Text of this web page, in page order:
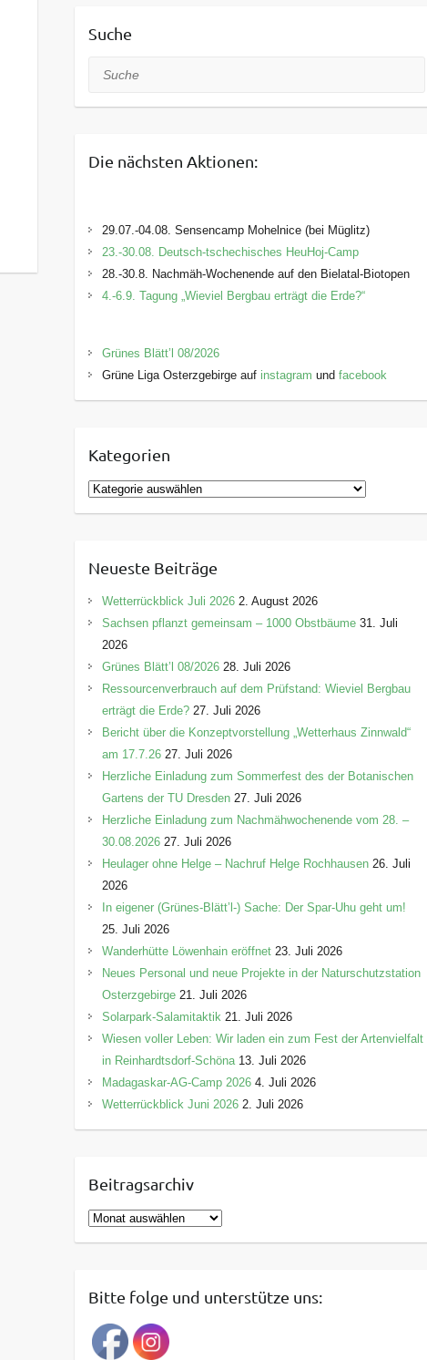
Suche
Suche
Die nächsten Aktionen:
29.07.-04.08. Sensencamp Mohelnice (bei Müglitz)
23.-30.08. Deutsch-tschechisches HeuHoj-Camp
28.-30.8. Nachmäh-Wochenende auf den Bielatal-Biotopen
4.-6.9. Tagung „Wieviel Bergbau erträgt die Erde?“
Grünes Blätt’l 08/2026
Grüne Liga Osterzgebirge auf instagram und facebook
Kategorien
K
a
g
o
r
e
n
Neueste Beiträge
Wetterrückblick Juli 2026 2. August 2026
Sachsen pflanzt gemeinsam – 1000 Obstbäume 31. Juli
2026
Grünes Blätt’l 08/2026 28. Juli 2026
Ressourcenverbrauch auf dem Prüfstand: Wieviel Bergbau
erträgt die Erde? 27. Juli 2026
Bericht über die Konzeptvorstellung „Wetterhaus Zinnwald“
am 17.7.26 27. Juli 2026
Herzliche Einladung zum Sommerfest des der Botanischen
Gartens der TU Dresden 27. Juli 2026
Herzliche Einladung zum Nachmähwochenende vom 28. –
30.08.2026 27. Juli 2026
Heulager ohne Helge – Nachruf Helge Rochhausen 26. Juli
2026
In eigener (Grünes-Blätt’l-) Sache: Der Spar-Uhu geht um!
25. Juli 2026
Wanderhütte Löwenhain eröffnet 23. Juli 2026
Neues Personal und neue Projekte in der Naturschutzstation
Osterzgebirge 21. Juli 2026
Solarpark-Salamitaktik 21. Juli 2026
Wiesen voller Leben: Wir laden ein zum Fest der Artenvielfalt
in Reinhardtsdorf-Schöna 13. Juli 2026
Madagaskar-AG-Camp 2026 4. Juli 2026
Wetterrückblick Juni 2026 2. Juli 2026
Beitragsarchiv
B
e
r
a
g
Bitte folge und unterstütze uns: